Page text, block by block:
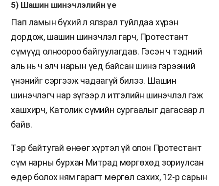
5) Шашин шинэчлэлийн үе
Пап ламын бүхий л ялзрал туйлдаа хүрэн
дордож, шашин шинэчлэл гарч, Протестант
сүмүүд олноороо байгуулагдав. Гэсэн ч тэдний
аль нь ч элч нарын үед байсан шинэ гэрээний
үнэнийг сэргээж чадаагүй билээ. Шашин
шинэчлэгч нар зүгээр л итгэлийн шинэчлэл гэж
хашхирч, Католик сүмийн сургаалыг дагасаар л
байв.
Тэр байтугай өнөөг хүртэл үй олон Протестант
сүм нарны бурхан Митрад мөргөхөд зориулсан
өдөр болох ням гарагт мөргөл сахих, 12-р сарын